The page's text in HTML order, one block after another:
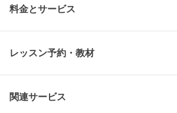
料金とサービス
レッスン予約・教材
関連サービス